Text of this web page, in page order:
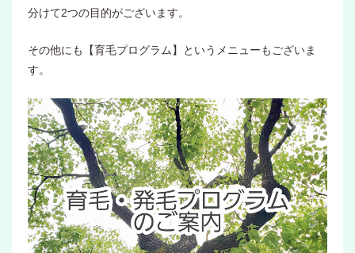
分けて2つの目的がございます。
その他にも【育毛プログラム】というメニューもございま
す。